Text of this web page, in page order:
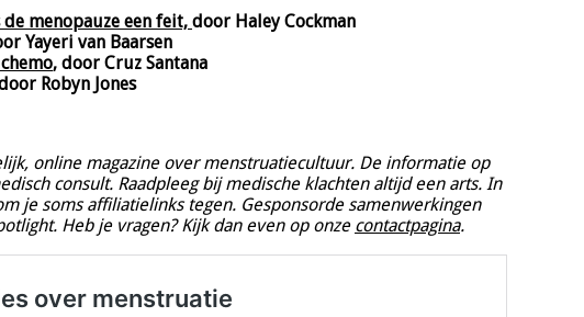
menopauze een feit, door Haley Cockman
Yayeri van Baarsen
, door Cruz Santana
Robyn Jones
online magazine over menstruatiecultuur. De informatie op
consult. Raadpleeg bij medische klachten altijd een arts. In
je soms affiliatielinks tegen. Gesponsorde samenwerkingen
Heb je vragen? Kijk dan even op onze contactpagina.